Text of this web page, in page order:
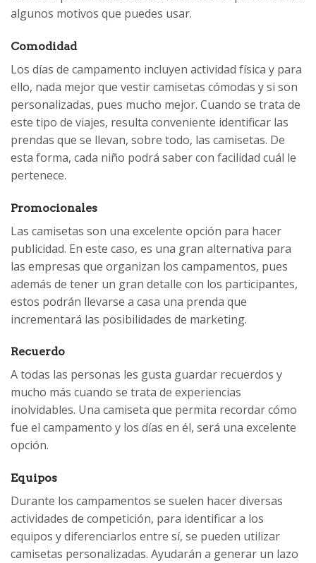
algunos motivos que puedes usar.
Comodidad
Los días de campamento incluyen actividad física y para
ello, nada mejor que vestir camisetas cómodas y si son
personalizadas, pues mucho mejor. Cuando se trata de
este tipo de viajes, resulta conveniente identificar las
prendas que se llevan, sobre todo, las camisetas. De
esta forma, cada niño podrá saber con facilidad cuál le
pertenece.
Promocionales
Las camisetas son una excelente opción para hacer
publicidad. En este caso, es una gran alternativa para
las empresas que organizan los campamentos, pues
además de tener un gran detalle con los participantes,
estos podrán llevarse a casa una prenda que
incrementará las posibilidades de marketing.
Recuerdo
A todas las personas les gusta guardar recuerdos y
mucho más cuando se trata de experiencias
inolvidables. Una camiseta que permita recordar cómo
fue el campamento y los días en él, será una excelente
opción.
Equipos
Durante los campamentos se suelen hacer diversas
actividades de competición, para identificar a los
equipos y diferenciarlos entre sí, se pueden utilizar
camisetas personalizadas. Ayudarán a generar un lazo